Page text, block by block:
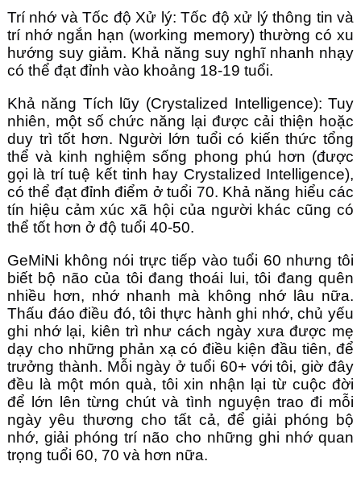
Trí nhớ và Tốc độ Xử lý: Tốc độ xử lý thông tin và
trí nhớ ngắn hạn (working memory) thường có xu
hướng suy giảm. Khả năng suy nghĩ nhanh nhạy
có thể đạt đỉnh vào khoảng 18-19 tuổi.
Khả năng Tích lũy (Crystalized Intelligence): Tuy
nhiên, một số chức năng lại được cải thiện hoặc
duy trì tốt hơn. Người lớn tuổi có kiến thức tổng
thể và kinh nghiệm sống phong phú hơn (được
gọi là trí tuệ kết tinh hay Crystalized Intelligence),
có thể đạt đỉnh điểm ở tuổi 70. Khả năng hiểu các
tín hiệu cảm xúc xã hội của người khác cũng có
thể tốt hơn ở độ tuổi 40-50.
GeMiNi không nói trực tiếp vào tuổi 60 nhưng tôi
biết bộ não của tôi đang thoái lui, tôi đang quên
nhiều hơn, nhớ nhanh mà không nhớ lâu nữa.
Thấu đáo điều đó, tôi thực hành ghi nhớ, chủ yếu
ghi nhớ lại, kiên trì như cách ngày xưa được mẹ
dạy cho những phản xạ có điều kiện đầu tiên, để
trưởng thành. Mỗi ngày ở tuổi 60+ với tôi, giờ đây
đều là một món quà, tôi xin nhận lại từ cuộc đời
để lớn lên từng chút và tình nguyện trao đi mỗi
ngày yêu thương cho tất cả, để giải phóng bộ
nhớ, giải phóng trí não cho những ghi nhớ quan
trọng tuổi 60, 70 và hơn nữa.